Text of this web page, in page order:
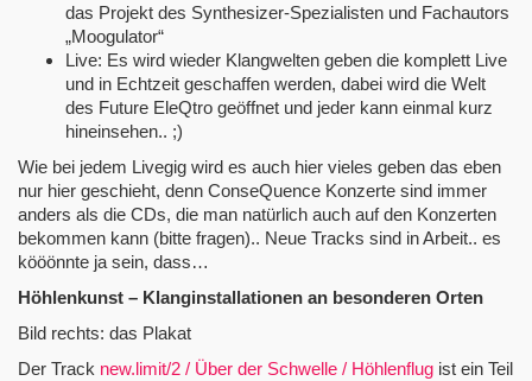
das Projekt des Synthesizer-Spezialisten und Fachautors
„Moogulator“
Live: Es wird wieder Klangwelten geben die komplett Live
und in Echtzeit geschaffen werden, dabei wird die Welt
des Future EleQtro geöffnet und jeder kann einmal kurz
hineinsehen.. ;)
Wie bei jedem Livegig wird es auch hier vieles geben das eben
nur hier geschieht, denn ConseQuence Konzerte sind immer
anders als die CDs, die man natürlich auch auf den Konzerten
bekommen kann (bitte fragen).. Neue Tracks sind in Arbeit.. es
kööönnte ja sein, dass…
Höhlenkunst – Klanginstallationen an besonderen Orten
Bild rechts: das Plakat
Der Track new.limit/2 / Über der Schwelle / Höhlenflug ist ein Teil